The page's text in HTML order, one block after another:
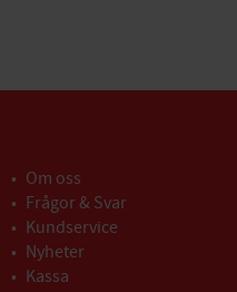
Om oss
Frågor & Svar
Kundservice
Nyheter
Kassa